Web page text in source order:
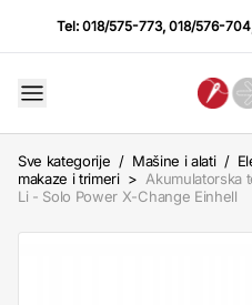
Tel:018/575-773,018/576-704
Sve kategorije / Mašine i alati /
makaze i trimeri > Akumulatorska
Li - Solo Power X-Change Einhell